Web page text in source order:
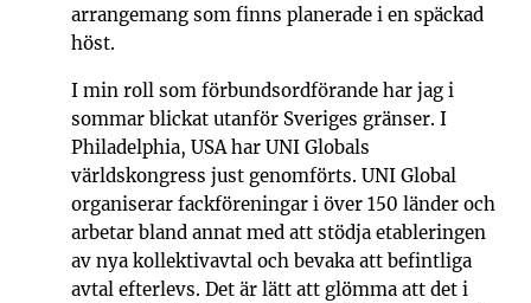
arrangemang som finns planerade i en späckad
höst.
I min roll som förbundsordförande har jag i
sommar blickat utanför Sveriges gränser. I
Philadelphia, USA har UNI Globals
världskongress just genomförts. UNI Global
organiserar fackföreningar i över 150 länder och
arbetar bland annat med att stödja etableringen
av nya kollektivavtal och bevaka att befintliga
avtal efterlevs. Det är lätt att glömma att det i